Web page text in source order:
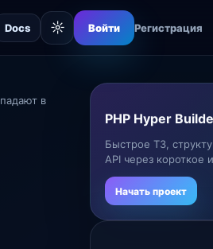
Docs ☼ Войти Регистрация
в
PHP Hyper
Быстрое ТЗ,
API через короткое
Начать проект